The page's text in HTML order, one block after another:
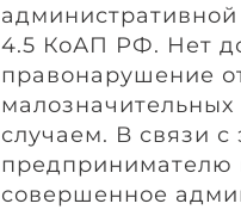
административной
4.5 КоАП РФ. Нет
правонарушение
случаем. В связи
предпринимателю
совершенное